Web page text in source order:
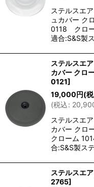
ステルスエ
ュカバー ク
0118 クロ
適合:S&S製
ステルスエ
カバー クロ
0121]
19,000円(
(税込:
ステルスエ
カバー クロ
クローム
合:S&S製ス
ステルスエ
2765]